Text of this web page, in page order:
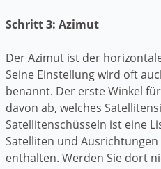
Schritt 3: Azimut
Der Azimut ist der
Seine Einstellung wird oft
benannt. Der erste Winkel
davon ab, welches
Satellitenschüsseln ist eine
Satelliten und
enthalten. Werden Sie dort